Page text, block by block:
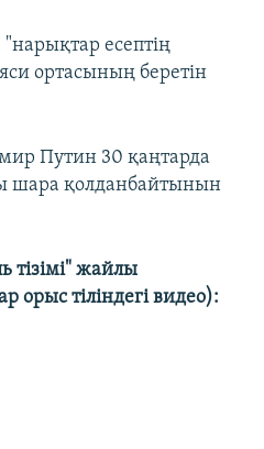
есептің
ортасының беретін
Путин 30 қаңтарда
шара қолданбайтынын
жайлы
орыс тіліндегі видео):